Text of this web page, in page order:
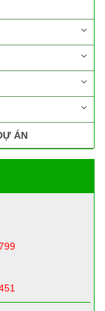
ÁN